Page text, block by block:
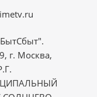
г. Москва,